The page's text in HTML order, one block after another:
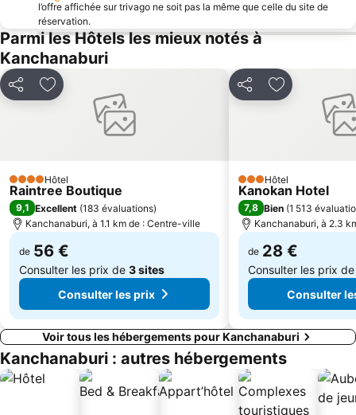
l’offre affichée sur trivago ne soit pas la même que celle du site de
réservation.
Parmi les Hôtels les mieux notés à
Kanchanaburi
PartagerAjouter à mes favoris
4 ÉtoilesHôtel
Raintree Boutique
9,1 Excellent (183 évaluations)
Kanchanaburi, à 1.1 km de : Centre-ville
de 56 €
Consulter les prix de 3 sites
Consulter les prix
PartagerAjouter à
3 Étoiles
Hôtel
Kanokan Hotel
7,8 Bien (1 513
Kanchanaburi, à 2.3
de 28 €
Consulter les prix
Consulter
Voir tous les hébergements pour Kanchanaburi
Kanchanaburi : autres hébergements